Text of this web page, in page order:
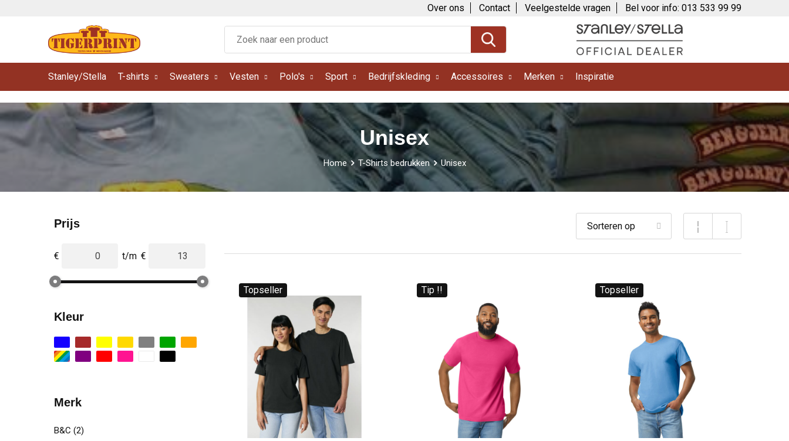
Over ons Contact Veelgestelde vragen Bel voor info: 013 533 99 99
Stanley/Stella T-shirts Sweaters Vesten Polo's Sport Bedrijfskleding Accessoires Merken Inspiratie
Unisex
Home T-Shirts bedrukken Unisex
Prijs
€ t/m €
Kleur
Merk
B&C (2)
Topseller Tip !! Topseller